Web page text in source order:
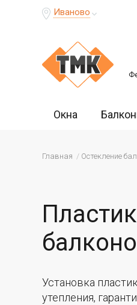
Иваново
Окна
Главная Остекление
Установка
утепления,